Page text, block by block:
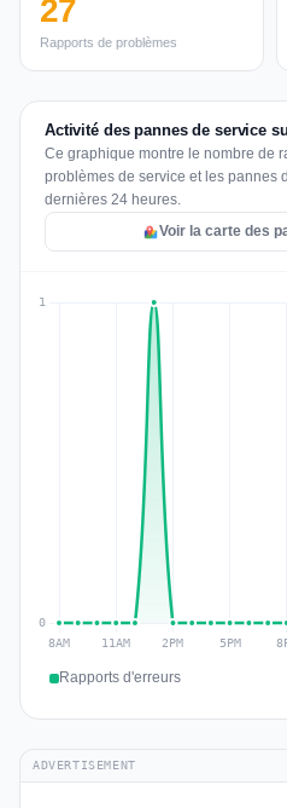
27
Rapports de problèmes
Activité des pannes de service
Ce graphique montre le nombre de
problèmes de service et les pannes
dernières 24 heures.
Voir la carte des
Rapports d'erreurs
ADVERTISEMENT